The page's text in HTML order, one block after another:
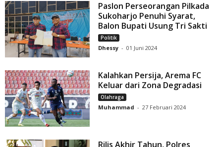
Paslon Perseorangan Pilkada
Sukoharjo Penuhi Syarat,
Balon Bupati Usung Tri Sakti
Politik
Dhessy - 01 Juni 2024
Kalahkan Persija, Arema FC
Keluar dari Zona Degradasi
Olahraga
Muhammad - 27 Februari 2024
Rilis Akhir Tahun, Polres